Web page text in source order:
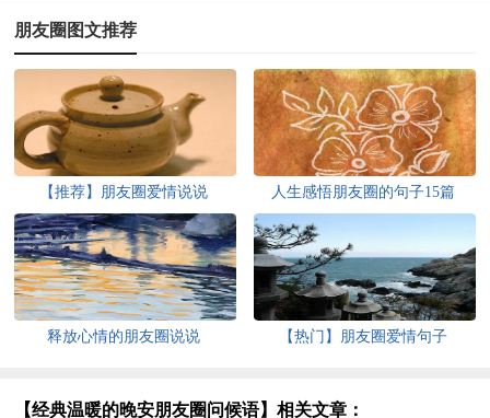
朋友圈图文推荐
【推荐】朋友圈爱情说说 人生感悟朋友圈的句子15篇
释放心情的朋友圈说说 【热门】朋友圈爱情句子
【经典温暖的晚安朋友圈问候语】相关文章：